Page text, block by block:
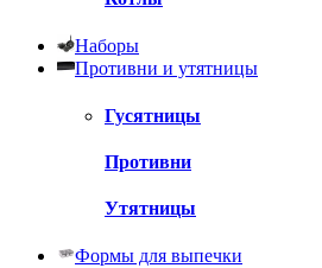
Наборы
Противни и утятницы
Гусятницы
Противни
Утятницы
Формы для выпечки